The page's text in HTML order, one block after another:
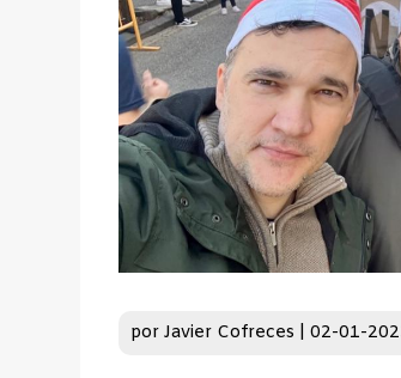
porJavier Cofreces |02-01-